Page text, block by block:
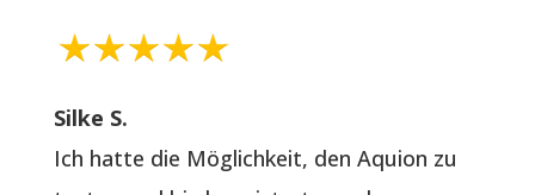
Silke S.
Ich hatte die Möglichkeit, den Aquion zu